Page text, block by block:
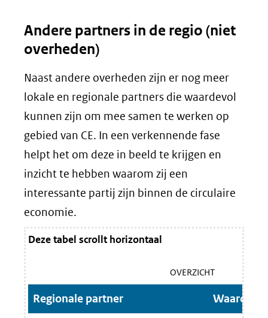
Andere partners in de regio (niet
overheden)
Naast andere overheden zijn er nog meer
lokale en regionale partners die waardevol
kunnen zijn om mee samen te werken op
gebied van CE. In een verkennende fase
helpt het om deze in beeld te krijgen en
inzicht te hebben waarom zij een
interessante partij zijn binnen de circulaire
economie.
Deze tabel scrollt horizontaal
Regionale partner Waarom
OVERZICHT